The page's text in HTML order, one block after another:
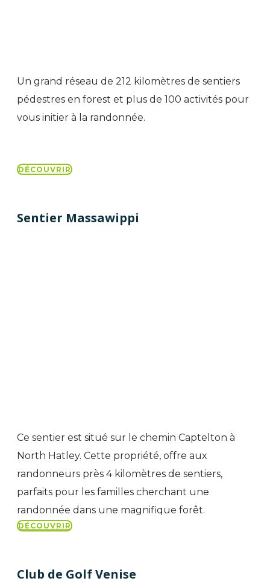
Un grand réseau de 212 kilomètres de sentiers
pédestres en forest et plus de 100 activités pour
vous initier à la randonnée.
DÉCOUVRIR
Sentier Massawippi
Ce sentier est situé sur le chemin Captelton à
North Hatley. Cette propriété, offre aux
randonneurs près 4 kilomètres de sentiers,
parfaits pour les familles cherchant une
randonnée dans une magnifique forêt.
DÉCOUVRIR
Club de Golf Venise